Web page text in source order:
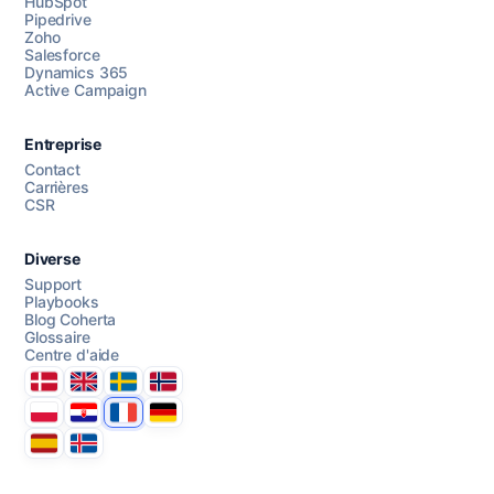
Chattez avec nous
Pipedrive
Zoho
Salesforce
Dynamics 365
Active Campaign
Entreprise
Contact
Carrières
CSR
Diverse
Support
Playbooks
Blog Coherta
Glossaire
Centre d'aide
DanmarkUnited Kingdom
SverigeNorge
PolskaHrvatskaFranceDeutschland
EspanaÍsland